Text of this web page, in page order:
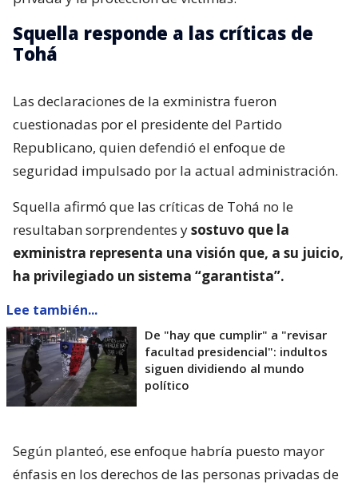
Squella responde a las críticas de
Tohá
Las declaraciones de la exministra fueron
cuestionadas por el presidente del Partido
Republicano, quien defendió el enfoque de
seguridad impulsado por la actual administración.
Squella afirmó que las críticas de Tohá no le
resultaban sorprendentes ysostuvo que la
exministra representa una visión que, a su juicio,
ha privilegiado un sistema “garantista”.
Lee también...
De "hay que cumplir" a "revisar
facultad presidencial": indultos
siguen dividiendo al mundo
político
Según planteó, ese enfoque habría puesto mayor
énfasis en los derechos de las personas privadas de